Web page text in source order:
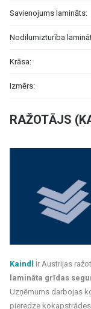
RAŽOTĀJS
Kaindl
ir Austrijas
lamināta grīdas
Uzņēmums darbojas
pieredze
Savienojums lamināts:
Nodilumizturība
Krāsa:
Izmērs: